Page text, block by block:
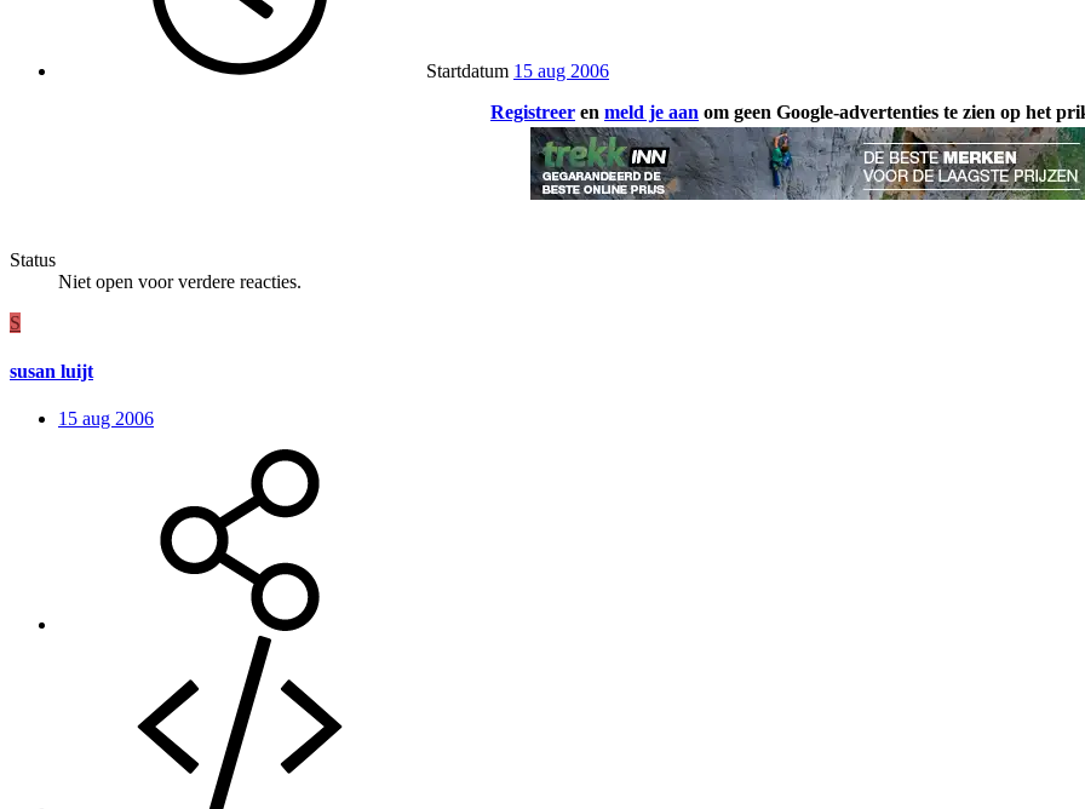
Startdatum 15 aug 2006
Registreer en meld je aan om geen Google-advertenties te zien op het
Status
Niet open voor verdere reacties.
S
susan luijt
15 aug 2006